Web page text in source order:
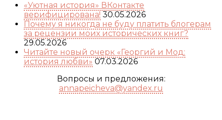
«Уютная история» ВКонтакте
верифицирована! 30.05.2026
Почему я никогда не буду платить блогерам
за рецензии моих исторических книг?
29.05.2026
Читайте новый очерк «Георгий и Мод:
история любви» 07.03.2026
Вопросы и предложения:
annapeicheva@yandex.ru